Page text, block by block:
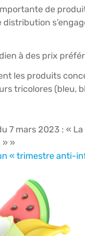
de
à des prix
les produits
tricolores (bleu,
mars 2023 : «
»
« trimestre anti-